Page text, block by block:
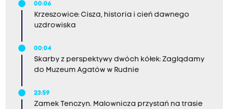
00:06
Krzeszowice: Cisza, historia i cień dawnego
uzdrowiska
00:04
Skarby z perspektywy dwóch kółek: Zaglądamy
do Muzeum Agatów w Rudnie
23:59
Zamek Tenczyn. Malownicza przystań na trasie